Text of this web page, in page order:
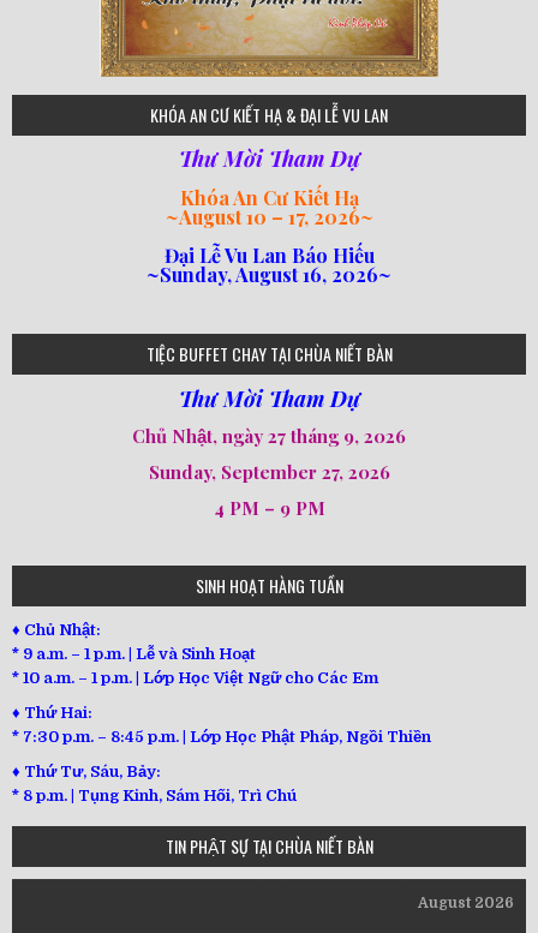
75
80
78
77
82
92
93
94
95
98
641
182
101
loipha2
loipha4
loipha1
loipha5
loipha7
loipha8
loipha10
loipha9
loi-phat-day
loipha15
loipha13
KHÓA AN CƯ KIẾT HẠ & ĐẠI LỄ VU LAN
Thư Mời Tham Dự
Khóa An Cư Kiết Hạ
~August 10 – 17, 2026~
Đại Lễ Vu Lan Báo Hiếu
~Sunday, August 16, 2026~
TIỆC BUFFET CHAY TẠI CHÙA NIẾT BÀN
Thư Mời Tham Dự
Chủ Nhật, ngày 27 tháng 9, 2026
Sunday, September 27, 2026
4 PM – 9 PM
SINH HOẠT HÀNG TUẦN
♦ Chủ Nhật:
* 9 a.m. – 1 p.m. | Lễ và Sinh Hoạt
* 10 a.m. – 1 p.m. | Lớp Học Việt Ngữ cho Các Em
♦ Thứ Hai:
* 7:30 p.m. – 8:45 p.m. | Lớp Học Phật Pháp, Ngồi Thiền
♦ Thứ Tư, Sáu, Bảy:
* 8 p.m. | Tụng Kinh, Sám Hối, Trì Chú
TIN PHẬT SỰ TẠI CHÙA NIẾT BÀN
August 2026